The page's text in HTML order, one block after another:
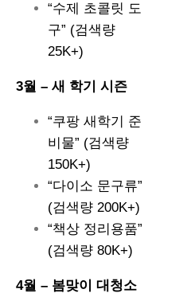
“수제 초콜릿 도
구” (검색량
25K+)
3월 – 새 학기 시즌
“쿠팡 새학기 준
비물” (검색량
150K+)
“다이소 문구류”
(검색량 200K+)
“책상 정리용품”
(검색량 80K+)
4월 – 봄맞이 대청소